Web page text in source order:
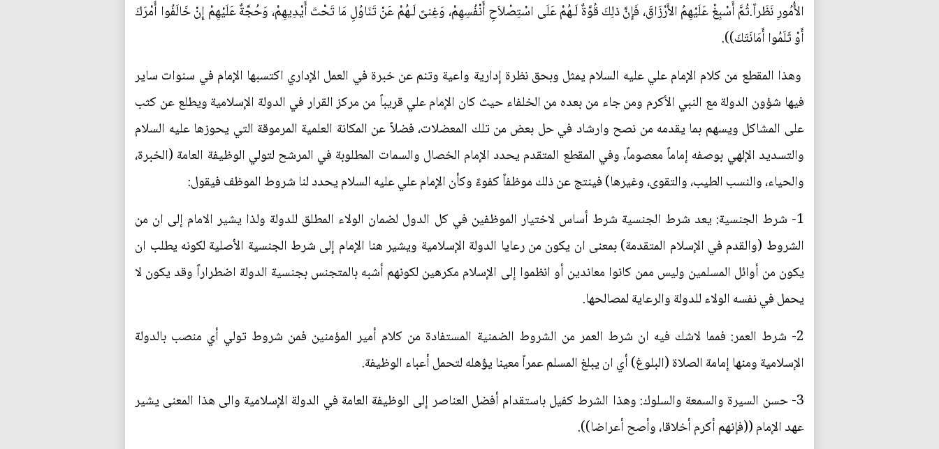
الأُمُورِ نَظَراً.ثُمَّ أَسْبِغْ عَلَيْهِمُ الأَرْزَاقَ، فَإِنَّ ذلِكَ قُوَّةٌ لَـهُمْ عَلَى اسْتِصْلاَحِ أَنْفُسِهِمْ، وَغِنىً لَـهُمْ عَنْ تَنَاوُلِ مَا تَحْتَ أَيْدِيهِمْ، وَحُجَّةٌ عَلَيْهِمْ إِنْ خَالَفُوا أَمْرَكَ
أَوْ ثَلَمُوا أَمَانَتَكَ)).
وهذا المقطع من كلام الإمام علي عليه السلام يمثل وبحق نظرة إدارية واعية وتنم عن خبرة في العمل الإداري اكتسبها الإمام في سنوات ساير
فيها شؤون الدولة مع النبي الأكرم ومن جاء من بعده من الخلفاء حيث كان الإمام علي قريباً من مركز القرار في الدولة الإسلامية ويطلع عن كثب
على المشاكل ويسهم بما يقدمه من نصح وارشاد في حل بعض من تلك المعضلات، فضلاً عن المكانة العلمية المرموقة التي يحوزها عليه السلام
والتسديد الإلهي بوصفه إماماً معصوماً، وفي المقطع المتقدم يحدد الإمام الخصال والسمات المطلوبة في المرشح لتولي الوظيفة العامة (الخبرة،
والحياء، والنسب الطيب، والتقوى، وغيرها) فينتج عن ذلك موظفاً كفوءً وكأن الإمام علي عليه السلام يحدد لنا شروط الموظف فيقول:
1- شرط الجنسية: يعد شرط الجنسية شرط أساس لاختيار الموظفين في كل الدول لضمان الولاء المطلق للدولة ولذا يشير الامام إلى ان من
الشروط (والقدم في الإسلام المتقدمة) بمعنى ان يكون من رعايا الدولة الإسلامية ويشير هنا الإمام إلى شرط الجنسية الأصلية لكونه يطلب ان
يكون من أوائل المسلمين وليس ممن كانوا معاندين أو انظموا إلى الإسلام مكرهين لكونهم أشبه بالمتجنس بجنسية الدولة اضطراراً وقد يكون لا
يحمل في نفسه الولاء للدولة والرعاية لمصالحها.
2- شرط العمر: فمما لاشك فيه ان شرط العمر من الشروط الضمنية المستفادة من كلام أمير المؤمنين فمن شروط تولي أي منصب بالدولة
الإسلامية ومنها إمامة الصلاة (البلوغ) أي ان يبلغ المسلم عمراً معينا يؤهله لتحمل أعباء الوظيفة.
3- حسن السيرة والسمعة والسلوك: وهذا الشرط كفيل باستقدام أفضل العناصر إلى الوظيفة العامة في الدولة الإسلامية والى هذا المعنى يشير
عهد الإمام ((فإنهم أكرم أخلاقا، وأصح أعراضا)).